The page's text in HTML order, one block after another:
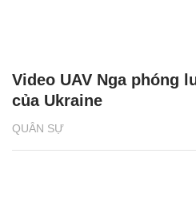
QUÂN SỰ
Video UAV Nga phóng
của Ukraine